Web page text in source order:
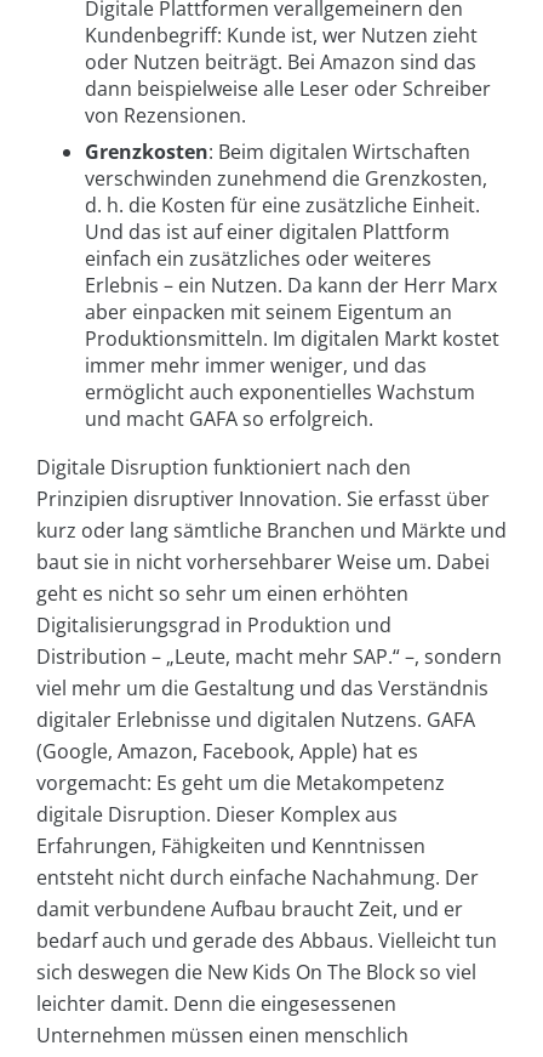
Digitale Plattformen verallgemeinern den
Kundenbegriff: Kunde ist, wer Nutzen zieht
oder Nutzen beiträgt. Bei Amazon sind das
dann beispielweise alle Leser oder Schreiber
von Rezensionen.
Grenzkosten: Beim digitalen Wirtschaften
verschwinden zunehmend die Grenzkosten,
d. h. die Kosten für eine zusätzliche Einheit.
Und das ist auf einer digitalen Plattform
einfach ein zusätzliches oder weiteres
Erlebnis – ein Nutzen. Da kann der Herr Marx
aber einpacken mit seinem Eigentum an
Produktionsmitteln. Im digitalen Markt kostet
immer mehr immer weniger, und das
ermöglicht auch exponentielles Wachstum
und macht GAFA so erfolgreich.
Digitale Disruption funktioniert nach den
Prinzipien disruptiver Innovation. Sie erfasst über
kurz oder lang sämtliche Branchen und Märkte und
baut sie in nicht vorhersehbarer Weise um. Dabei
geht es nicht so sehr um einen erhöhten
Digitalisierungsgrad in Produktion und
Distribution – „Leute, macht mehr SAP.“ –, sondern
viel mehr um die Gestaltung und das Verständnis
digitaler Erlebnisse und digitalen Nutzens. GAFA
(Google, Amazon, Facebook, Apple) hat es
vorgemacht: Es geht um die Metakompetenz
digitale Disruption. Dieser Komplex aus
Erfahrungen, Fähigkeiten und Kenntnissen
entsteht nicht durch einfache Nachahmung. Der
damit verbundene Aufbau braucht Zeit, und er
bedarf auch und gerade des Abbaus. Vielleicht tun
sich deswegen die New Kids On The Block so viel
leichter damit. Denn die eingesessenen
Unternehmen müssen einen menschlich